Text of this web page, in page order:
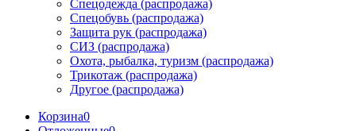
Спецодежда (распродажа)
Спецобувь (распродажа)
Защита рук (распродажа)
СИЗ (распродажа)
Охота, рыбалка, туризм (распродажа)
Трикотаж (распродажа)
Другое (распродажа)
Корзина0